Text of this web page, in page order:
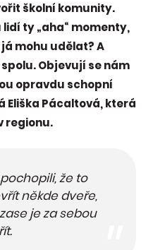
školní komunity.
ty „aha“ momenty,
mohu udělat? A
Objevují se nám
opravdu schopní
Eliška Pácaltová, která
regionu.
že to
někde dveře,
je za sebou